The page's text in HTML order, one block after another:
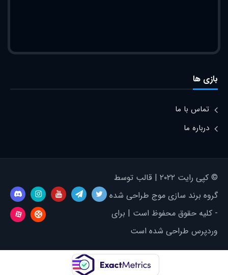
بازی ها
تماس با ما
درباره ما
© کپی رایت ۲۰۲۲ | قالب توسط
گروه برند سازی موج طراحی شده
- کلیه حقوق محفوظ است | برای
وردپرس طراحی شده است